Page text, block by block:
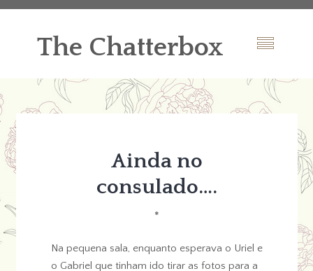
The Chatterbox
Ainda no
consulado….
*
Na pequena sala, enquanto esperava o Uriel e
o Gabriel que tinham ido tirar as fotos para a